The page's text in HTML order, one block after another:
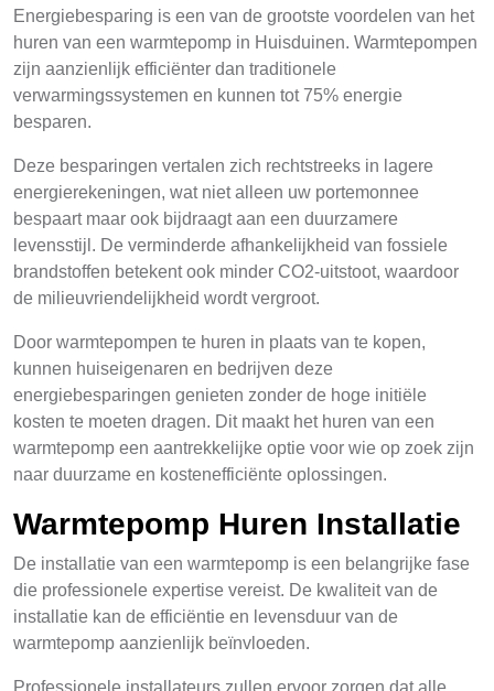
Energiebesparing is een van de grootste voordelen van het
huren van een warmtepomp in Huisduinen. Warmtepompen
zijn aanzienlijk efficiënter dan traditionele
verwarmingssystemen en kunnen tot 75% energie
besparen.
Deze besparingen vertalen zich rechtstreeks in lagere
energierekeningen, wat niet alleen uw portemonnee
bespaart maar ook bijdraagt aan een duurzamere
levensstijl. De verminderde afhankelijkheid van fossiele
brandstoffen betekent ook minder CO2-uitstoot, waardoor
de milieuvriendelijkheid wordt vergroot.
Door warmtepompen te huren in plaats van te kopen,
kunnen huiseigenaren en bedrijven deze
energiebesparingen genieten zonder de hoge initiële
kosten te moeten dragen. Dit maakt het huren van een
warmtepomp een aantrekkelijke optie voor wie op zoek zijn
naar duurzame en kostenefficiënte oplossingen.
Warmtepomp Huren Installatie
De installatie van een warmtepomp is een belangrijke fase
die professionele expertise vereist. De kwaliteit van de
installatie kan de efficiëntie en levensduur van de
warmtepomp aanzienlijk beïnvloeden.
Professionele installateurs zullen ervoor zorgen dat alle